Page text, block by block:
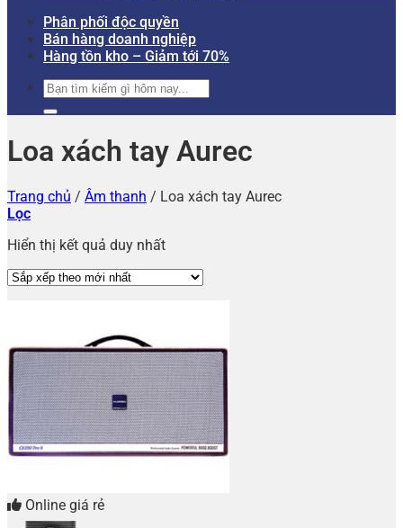
Phân phối độc quyền
Bán hàng doanh nghiệp
Hàng tồn kho – Giảm tới 70%
Tìm
kiếm:
Loa xách tay Aurec
Trang chủ / Âm thanh / Loa xách tay Aurec
Lọc
Hiển thị kết quả duy nhất
Online giá rẻ